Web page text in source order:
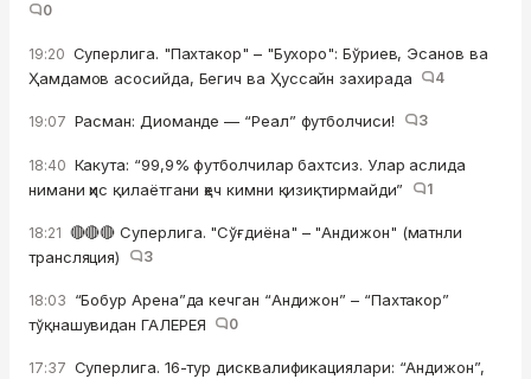
0
19:20 Суперлига. "Пахтакор" – "Бухоро": Бўриев, Эсанов ва
Ҳамдамов асосийда, Бегич ва Ҳуссайн захирада
4
19:07 Расман: Диоманде — “Реал” футболчиси! 3
18:40 Какута: “99,9% футболчилар бахтсиз. Улар аслида
нимани ҳис қилаётгани ҳеч кимни қизиқтирмайди”
1
18:21 🔴🔴🔴 Суперлига. "Сўғдиёна" – "Андижон" (матнли
трансляция)
3
18:03 “Бобур Арена”да кечган “Андижон” – “Пахтакор”
тўқнашувидан ГАЛЕРЕЯ
0
17:37 Суперлига. 16-тур дисквалификациялари: “Андижон”,